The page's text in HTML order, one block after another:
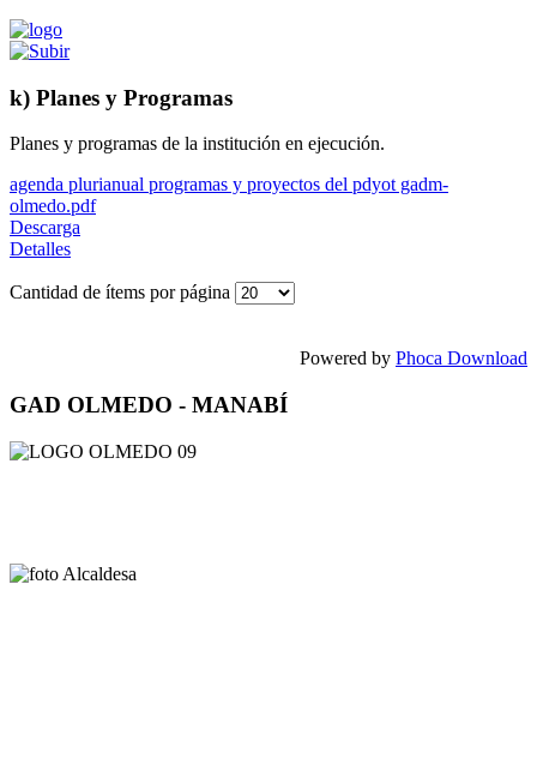
k) Planes y Programas
Planes y programas de la institución en ejecución.
agenda plurianual programas y proyectos del pdyot gadm-
olmedo.pdf
Descarga
Detalles
Cantidad de ítems por página
Powered by Phoca Download
GAD OLMEDO - MANABÍ